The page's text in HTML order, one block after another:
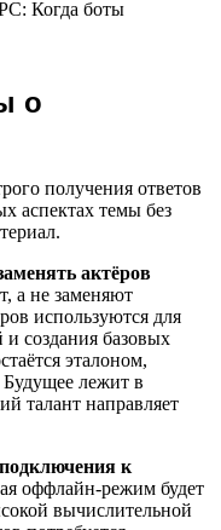
о
получения ответов
аспектах темы без
актёров
а не заменяют
используются для
создания базовых
эталоном,
лежит в
талант направляет
к
оффлайн-режим будет
вычислительной